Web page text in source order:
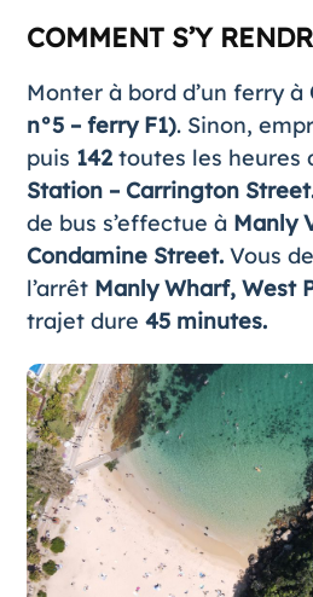
COMMENT S’Y
Monter à bord d’un ferry à
n°5 – ferry F1). Sinon,
puis 142toutes les heures
Station – Carrington
de bus s’effectue à Manly
Condamine Street.Vous
l’arrêt Manly Wharf, West
trajet dure 45 minutes.